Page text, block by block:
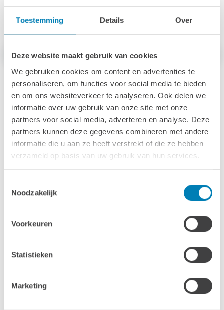
Toestemming Details Over
Deze website maakt gebruik van cookies
We gebruiken cookies om content en advertenties te
personaliseren, om functies voor social media te bieden
en om ons websiteverkeer te analyseren. Ook delen we
informatie over uw gebruik van onze site met onze
partners voor social media, adverteren en analyse. Deze
partners kunnen deze gegevens combineren met andere
informatie die u aan ze heeft verstrekt of die ze hebben
verzameld op basis van uw gebruik van hun services.
Noodzakelijk
Voorkeuren
Statistieken
Marketing
Afmetingen & specsBehandelingOpties
Afmetingen & specs
Binnendiameter
180 cm
Wanddikte
18 mm
Volume (water)